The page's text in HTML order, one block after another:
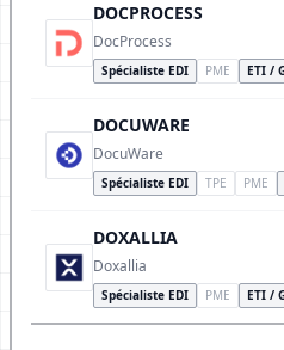
DOCPROCESS
DocProcess
Spécialiste EDI PME ETI /
DOCUWARE
DocuWare
Spécialiste EDI TPE PME
DOXALLIA
Doxallia
Spécialiste EDI PME ETI /